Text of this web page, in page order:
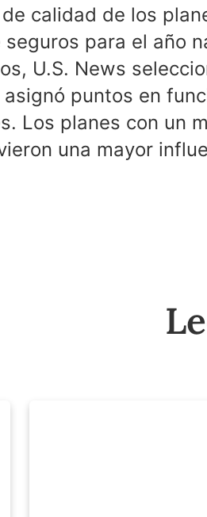
calidad de los
para el año
U.S. News
puntos en
Los planes con un
una mayor